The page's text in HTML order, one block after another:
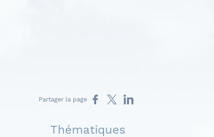
Partager la page Partager sur Facebook
Partager sur X
Partager sur LinkedIn
Thématiques